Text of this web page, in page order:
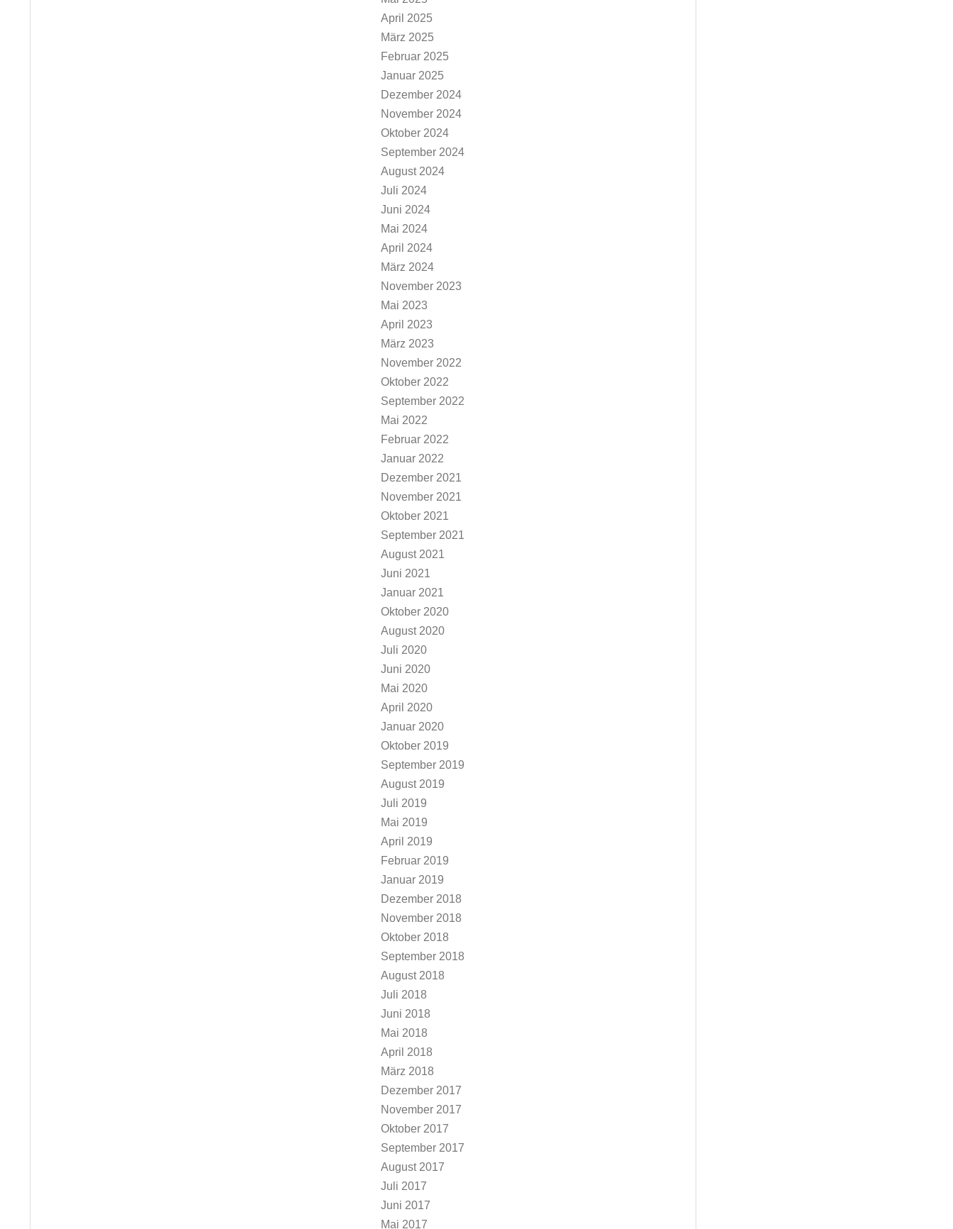
April 2025
März 2025
Februar 2025
Januar 2025
Dezember 2024
November 2024
Oktober 2024
September 2024
August 2024
Juli 2024
Juni 2024
Mai 2024
April 2024
März 2024
November 2023
Mai 2023
April 2023
März 2023
November 2022
Oktober 2022
September 2022
Mai 2022
Februar 2022
Januar 2022
Dezember 2021
November 2021
Oktober 2021
September 2021
August 2021
Juni 2021
Januar 2021
Oktober 2020
August 2020
Juli 2020
Juni 2020
Mai 2020
April 2020
Januar 2020
Oktober 2019
September 2019
August 2019
Juli 2019
Mai 2019
April 2019
Februar 2019
Januar 2019
Dezember 2018
November 2018
Oktober 2018
September 2018
August 2018
Juli 2018
Juni 2018
Mai 2018
April 2018
März 2018
Dezember 2017
November 2017
Oktober 2017
September 2017
August 2017
Juli 2017
Juni 2017
Mai 2017